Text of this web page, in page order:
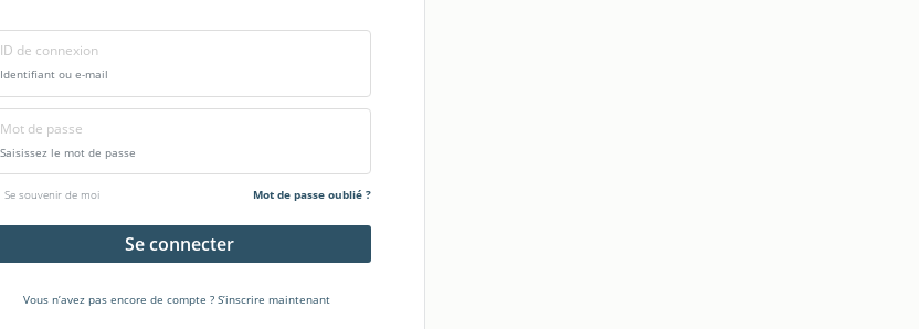
ID de connexion
Mot de passe
Se souvenir de moi Mot de passe oublié ?
Se connecter
Vous n’avez pas encore de compte ? S’inscrire maintenant